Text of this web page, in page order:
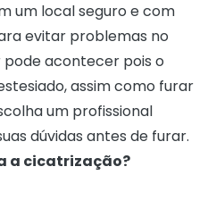
um local seguro e com
evitar problemas no
acontecer pois o
assim como furar
um profissional
dúvidas antes de furar.
a cicatrização?